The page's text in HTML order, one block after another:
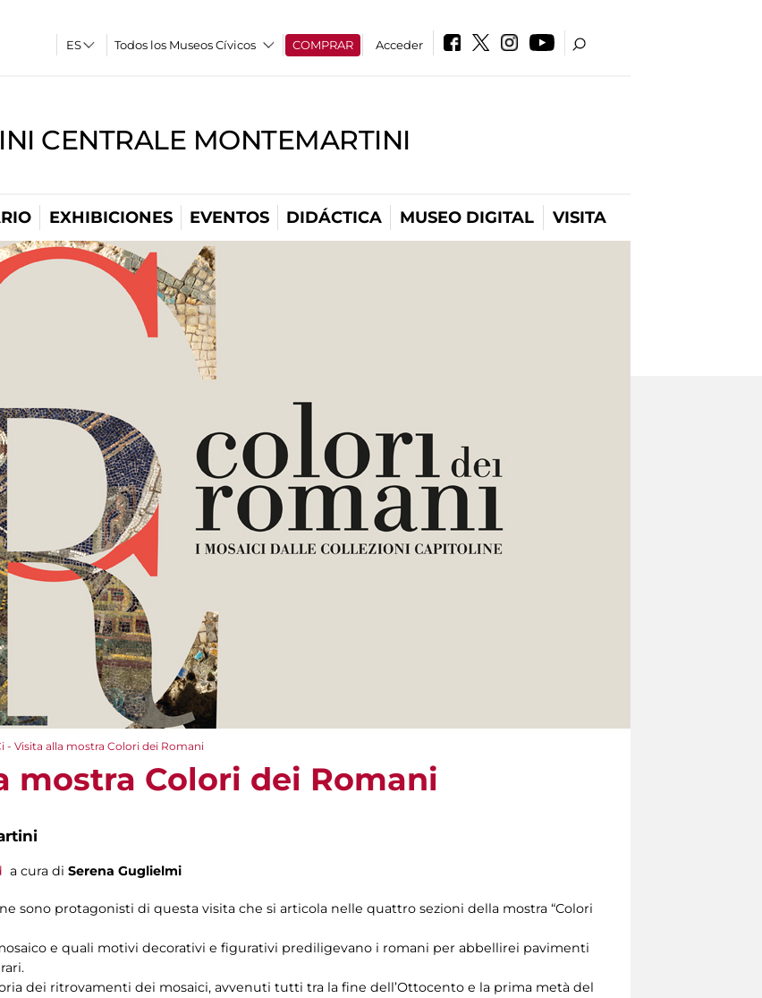
Todos los Museos Cívicos COMPRAR Acceder
CENTRALE MONTEMARTINI
EXHIBICIONES EVENTOS DIDÁCTICA MUSEO DIGITAL VISITA
- Visita alla mostra Colori dei Romani
mostra Colori dei Romani
a cura di Serena Guglielmi
sono protagonisti di questa visita che si articola nelle quattro sezioni della mostra “Colori
e quali motivi decorativi e figurativi prediligevano i romani per abbellirei pavimenti
dei ritrovamenti dei mosaici, avvenuti tutti tra la fine dell’Ottocento e la prima metà del